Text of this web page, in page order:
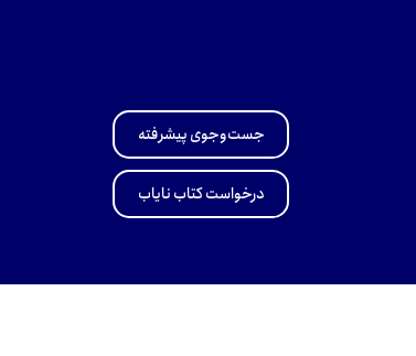
جست‌وجوی پیشرفته
درخواست کتاب نایاب